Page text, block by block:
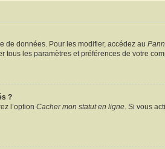
de données. Pour les modifier, accédez au
tous les paramètres et préférences de votre
?
l’option Cacher mon statut en ligne. Si vous